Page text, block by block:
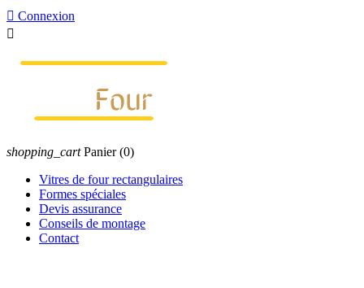
 Connexion

shopping_cart Panier (0)
Vitres de four rectangulaires
Formes spéciales
Devis assurance
Conseils de montage
Contact